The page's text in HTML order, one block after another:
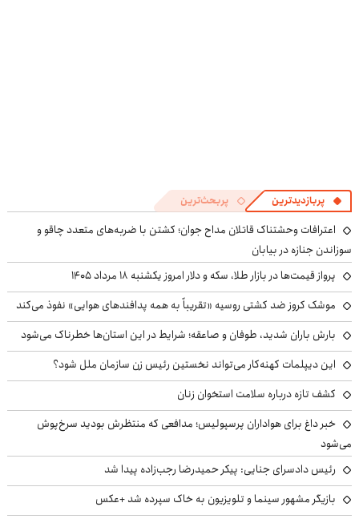
پربازدیدترین پربحث‌ترین
اعترافات وحشتناک قاتلان مداح جوان؛ کشتن با ضربه‌های متعدد چاقو و
سوزاندن جنازه در بیابان
پرواز قیمت‌ها در بازار طلا، سکه و دلار امروز یکشنبه ۱۸ مرداد ۱۴۰۵
موشک کروز ضد کشتی روسیه «تقریباً به همه پدافندهای هوایی» نفوذ می‌کند
بارش باران شدید، طوفان و صاعقه؛ شرایط در این استان‌ها خطرناک می‌شود
این دیپلمات کهنه‌کار می‌تواند نخستین رئیس زن سازمان ملل شود؟
کشف تازه درباره سلامت استخوان زنان
خبر داغ برای هواداران پرسپولیس؛ مدافعی که منتظرش بودید سرخ‌پوش
می‌شود
رئیس دادسرای جنایی: پیکر حمیدرضا رجب‌زاده پیدا شد
بازیگر مشهور سینما و تلویزیون به خاک سپرده شد +عکس